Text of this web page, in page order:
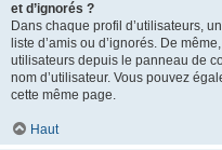
et d’ignorés ?
Dans chaque profil d’utilisateurs,
liste d’amis ou d’ignorés. De
utilisateurs depuis le panneau de
nom d’utilisateur. Vous pouvez
cette même page.
Haut